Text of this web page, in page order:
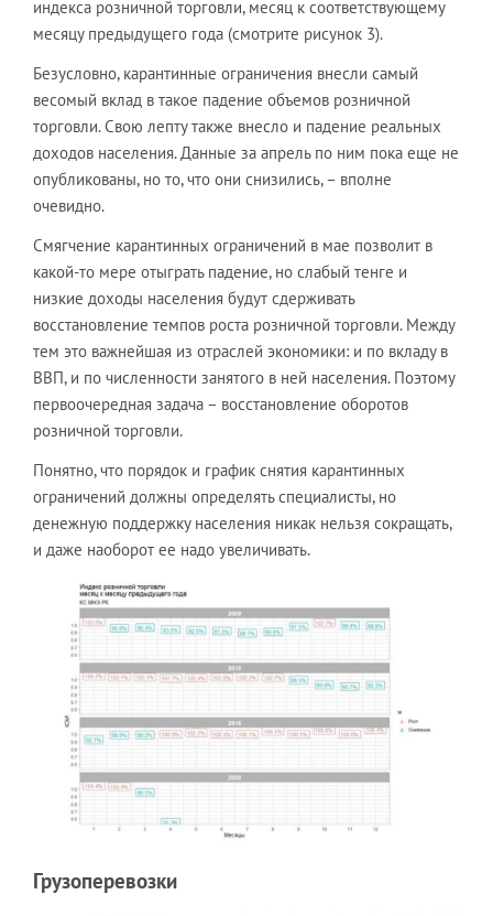
индекса розничной торговли, месяц к соответствующему
месяцу предыдущего года (смотрите рисунок 3).
Безусловно, карантинные ограничения внесли самый
весомый вклад в такое падение объемов розничной
торговли. Свою лепту также внесло и падение реальных
доходов населения. Данные за апрель по ним пока еще не
опубликованы, но то, что они снизились, – вполне
очевидно.
Смягчение карантинных ограничений в мае позволит в
какой-то мере отыграть падение, но слабый тенге и
низкие доходы населения будут сдерживать
восстановление темпов роста розничной торговли. Между
тем это важнейшая из отраслей экономики: и по вкладу в
ВВП, и по численности занятого в ней населения. Поэтому
первоочередная задача – восстановление оборотов
розничной торговли.
Понятно, что порядок и график снятия карантинных
ограничений должны определять специалисты, но
денежную поддержку населения никак нельзя сокращать,
и даже наоборот ее надо увеличивать.
Грузоперевозки